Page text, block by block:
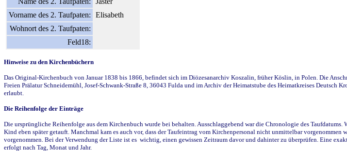
Vorname des 2. Taufpaten:
Elisabeth
Wohnort des 2. Taufpaten:
Feld18:
Hinweise zu den Kirchenbüchern
Das Original-Kirchenbuch von Januar 1838 bis 1866, befindet sich im Diözesanarchiv Koszalin, früher Köslin, in Polen. Die
Freien Prälatur Schneidemühl, Josef-Schwank-Straße 8, 36043 Fulda und im Archiv der Heimatstube des Heimatkreises Deutsch
erlaubt.
Die Reihenfolge der Einträge
Die ursprüngliche Reihenfolge aus dem Kirchenbuch wurde bei behalten. Ausschlaggebend war die Chronologie des
Kind eben später getauft. Manchmal kam es auch vor, dass der Taufeintrag vom Kirchenpersonal nicht unmittelbar
vorgenommen. Bei der Verwendung der Liste ist es wichtig, einen gewissen Zeitraum davor und dahinter zu überprüfen. Eine
erfolgt nach Tag, Monat und Jahr.